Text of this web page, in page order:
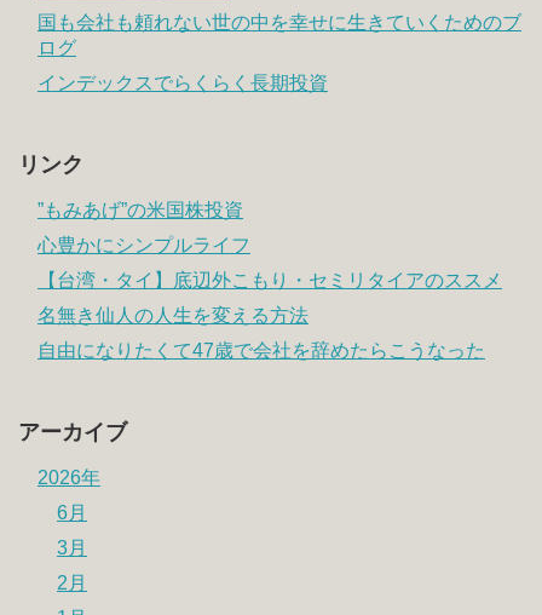
国も会社も頼れない世の中を幸せに生きていくためのブ
ログ
インデックスでらくらく長期投資
リンク
”もみあげ”の米国株投資
心豊かにシンプルライフ
【台湾・タイ】底辺外こもり・セミリタイアのススメ
名無き仙人の人生を変える方法
自由になりたくて47歳で会社を辞めたらこうなった
アーカイブ
2026年
6月
3月
2月